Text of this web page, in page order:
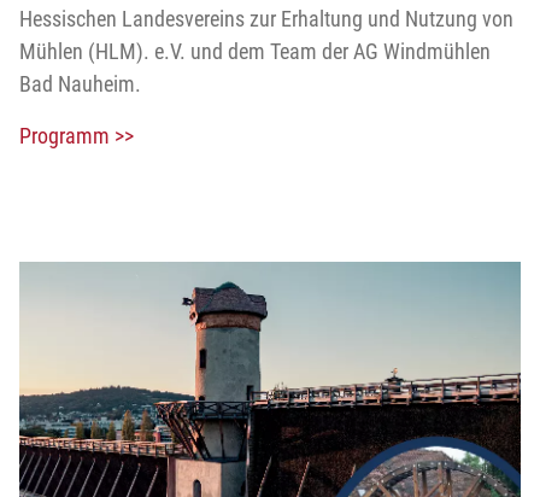
Hessischen Landesvereins zur Erhaltung und Nutzung von
Mühlen (HLM). e.V. und dem Team der AG Windmühlen
Bad Nauheim.
Programm >>